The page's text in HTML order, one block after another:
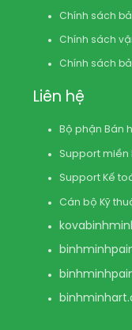
Chính sách
Chính sách
Chính sách
Liên hệ
Bộ phận Bán
Support miền
Support Kế
Cán bộ Kỹ